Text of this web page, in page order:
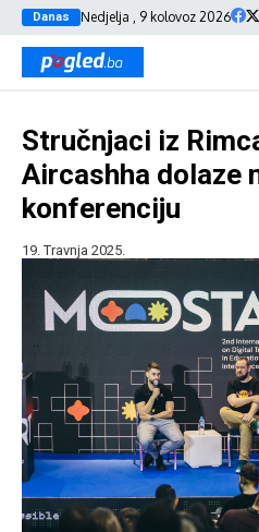
Danas Nedjelja , 9 kolovoz 2026
Stručnjaci iz
Aircashha dolaze
konferenciju
19. Travnja 2025.